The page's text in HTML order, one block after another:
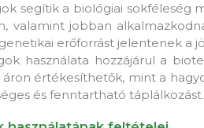
segítik a biológiai sokféleség
valamint jobban
erőforrást jelentenek a
használata hozzájárul a
értékesíthetők, mint a
és fenntartható táplálkozást.